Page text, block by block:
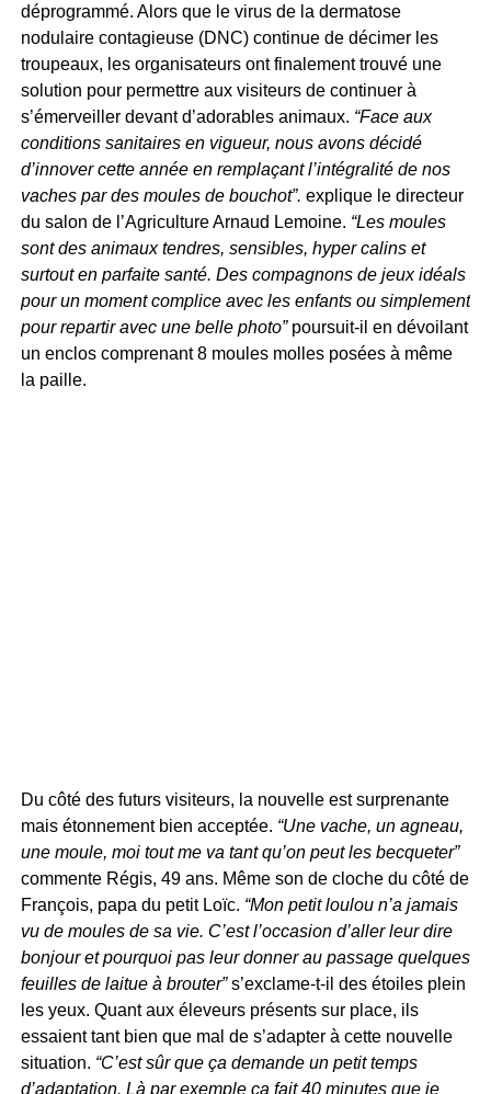
déprogrammé. Alors que le virus de la dermatose
nodulaire contagieuse (DNC) continue de décimer les
troupeaux, les organisateurs ont finalement trouvé une
solution pour permettre aux visiteurs de continuer à
s’émerveiller devant d’adorables animaux. “Face aux
conditions sanitaires en vigueur, nous avons décidé
d’innover cette année en remplaçant l’intégralité de nos
vaches par des moules de bouchot”. explique le directeur
du salon de l’Agriculture Arnaud Lemoine. “Les moules
sont des animaux tendres, sensibles, hyper calins et
surtout en parfaite santé. Des compagnons de jeux idéals
pour un moment complice avec les enfants ou simplement
pour repartir avec une belle photo” poursuit-il en dévoilant
un enclos comprenant 8 moules molles posées à même
la paille.
Du côté des futurs visiteurs, la nouvelle est surprenante
mais étonnement bien acceptée. “Une vache, un agneau,
une moule, moi tout me va tant qu’on peut les becqueter”
commente Régis, 49 ans. Même son de cloche du côté de
François, papa du petit Loïc. “Mon petit loulou n’a jamais
vu de moules de sa vie. C’est l’occasion d’aller leur dire
bonjour et pourquoi pas leur donner au passage quelques
feuilles de laitue à brouter”s’exclame-t-il des étoiles plein
les yeux. Quant aux éleveurs présents sur place, ils
essaient tant bien que mal de s’adapter à cette nouvelle
situation. “C’est sûr que ça demande un petit temps
d’adaptation. Là par exemple ça fait 40 minutes que je